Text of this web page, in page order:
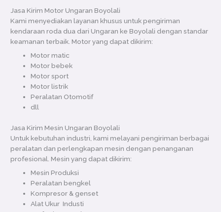
Jasa Kirim Motor Ungaran Boyolali
Kami menyediakan layanan khusus untuk pengiriman
kendaraan roda dua dari Ungaran ke Boyolali dengan standar
keamanan terbaik. Motor yang dapat dikirim:
Motor matic
Motor bebek
Motor sport
Motor listrik
Peralatan Otomotif
dll
Jasa Kirim Mesin Ungaran Boyolali
Untuk kebutuhan industri, kami melayani pengiriman berbagai
peralatan dan perlengkapan mesin dengan penanganan
profesional. Mesin yang dapat dikirim:
Mesin Produksi
Peralatan bengkel
Kompresor & genset
Alat Ukur Industi